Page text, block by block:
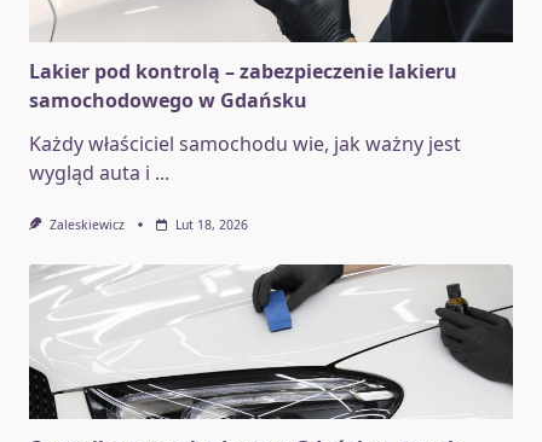
Lakier pod kontrolą – zabezpieczenie lakieru
samochodowego w Gdańsku
Każdy właściciel samochodu wie, jak ważny jest
wygląd auta i ...
Zaleskiewicz Lut 18, 2026